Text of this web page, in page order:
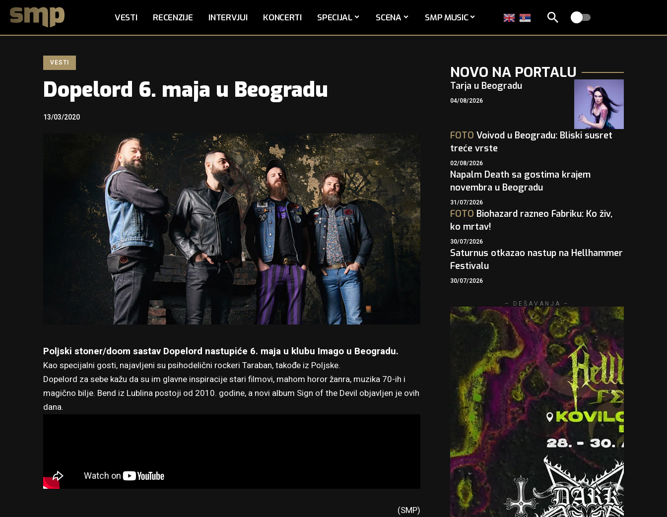
VESTI RECENZIJE INTERVJUI KONCERTI SPECIJAL SCENA SMP MUSIC
VESTI
Dopelord 6. maja u Beogradu
13/03/2020
Poljski stoner/doom sastav Dopelord nastupiće 6. maja u klubu Imago u Beogradu.
Kao specijalni gosti, najavljeni su psihodelični rockeri Taraban, takođe iz Poljske.
Dopelord za sebe kažu da su im glavne inspiracije stari filmovi, mahom horor žanra, muzika 70-ih i
magično bilje. Bend iz Lublina postoji od 2010. godine, a novi album Sign of the Devil objavljen je ovih
dana.
(SMP)
NOVO NA PORTALU
Tarja u Beogradu
04/08/2026
FOTO Voivod u Beogradu: Bliski susret
treće vrste
02/08/2026
Napalm Death sa gostima krajem
novembra u Beogradu
31/07/2026
FOTO Biohazard razneo Fabriku: Ko živ,
ko mrtav!
30/07/2026
Saturnus otkazao nastup na Hellhammer
Festivalu
30/07/2026
– DEŠAVANJA –